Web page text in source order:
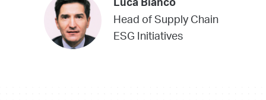
Head of Supply Chain
ESG Initiatives